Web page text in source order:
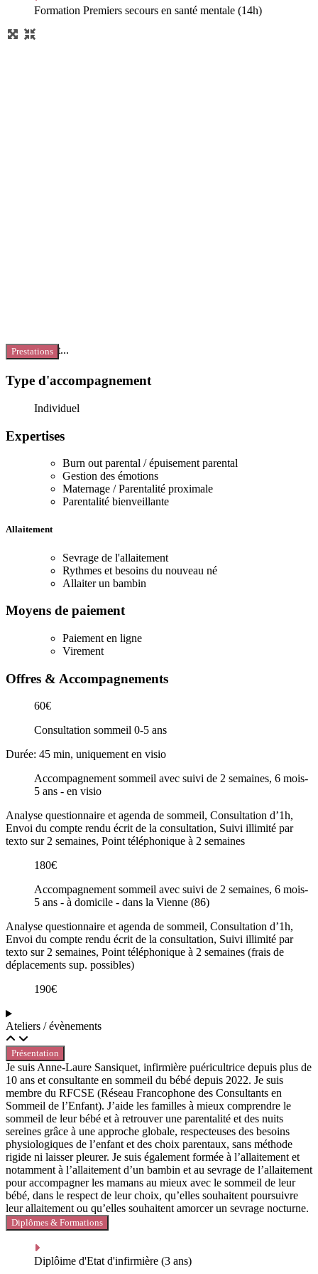
Formation Premiers secours en santé mentale (14h)
Chargement...
Prestations
Type d'accompagnement
Individuel
Expertises
Burn out parental / épuisement parental
Gestion des émotions
Maternage / Parentalité proximale
Parentalité bienveillante
Allaitement
Sevrage de l'allaitement
Rythmes et besoins du nouveau né
Allaiter un bambin
Moyens de paiement
Paiement en ligne
Virement
Offres & Accompagnements
60€
Consultation sommeil 0-5 ans
Durée: 45 min, uniquement en visio
Accompagnement sommeil avec suivi de 2 semaines, 6 mois-
5 ans - en visio
Analyse questionnaire et agenda de sommeil, Consultation d’1h,
Envoi du compte rendu écrit de la consultation, Suivi illimité par
texto sur 2 semaines, Point téléphonique à 2 semaines
180€
Accompagnement sommeil avec suivi de 2 semaines, 6 mois-
5 ans - à domicile - dans la Vienne (86)
Analyse questionnaire et agenda de sommeil, Consultation d’1h,
Envoi du compte rendu écrit de la consultation, Suivi illimité par
texto sur 2 semaines, Point téléphonique à 2 semaines (frais de
déplacements sup. possibles)
190€
Ateliers / évènements
Présentation
Je suis Anne-Laure Sansiquet, infirmière puéricultrice depuis plus de
10 ans et consultante en sommeil du bébé depuis 2022. Je suis
membre du RFCSE (Réseau Francophone des Consultants en
Sommeil de l’Enfant). J’aide les familles à mieux comprendre le
sommeil de leur bébé et à retrouver une parentalité et des nuits
sereines grâce à une approche globale, respecteuses des besoins
physiologiques de l’enfant et des choix parentaux, sans méthode
rigide ni laisser pleurer. Je suis également formée à l’allaitement et
notamment à l’allaitement d’un bambin et au sevrage de l’allaitement
pour accompagner les mamans au mieux avec le sommeil de leur
bébé, dans le respect de leur choix, qu’elles souhaitent poursuivre
leur allaitement ou qu’elles souhaitent amorcer un sevrage nocturne.
Diplômes & Formations
Diplôime d'Etat d'infirmière (3 ans)